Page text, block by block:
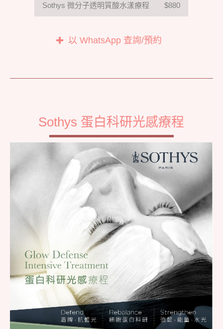
Sothys 微分子透明質酸水漾療程 $880
以 WhatsApp 查詢/預約
Sothys 蛋白科研光感療程